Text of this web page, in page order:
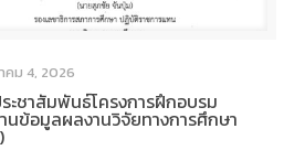
คม 4, 2026
ะชาสัมพันธ์โครงการฝึกอบรม
านข้อมูลผลงานวิจัยทางการศึกษา